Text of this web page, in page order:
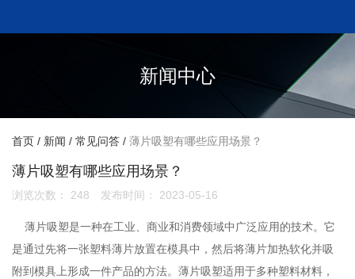
新闻中心
首页 / 新闻 / 常见问答 / 薄片吸塑有哪些应用场景？
薄片吸塑有哪些应用场景？
浏览次数： 248 发布时间： 2023-05-16
薄片吸塑是一种在工业、商业和消费领域中广泛应用的技术。它
是通过先将一张塑料薄片放置在模具中，然后将薄片加热软化并吸
附到模具上形成一件产品的方法。薄片吸塑适用于多种塑料材料，